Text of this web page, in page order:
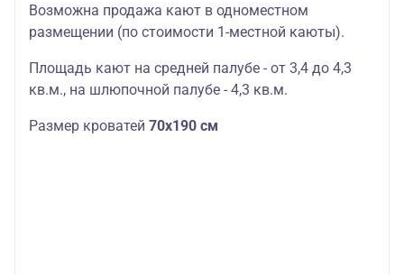
Возможна продажа кают в одноместном
размещении (по стоимости 1-местной каюты).
Площадь кают на средней палубе - от 3,4 до 4,3
кв.м., на шлюпочной палубе - 4,3 кв.м.
Размер кроватей 70х190 см